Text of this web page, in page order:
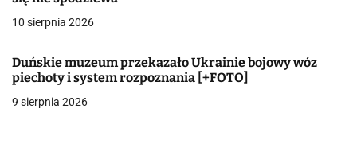
w
i
s
10 sierpnia 2026
Duńskie muzeum przekazało Ukrainie bojowy wóz
piechoty i system rozpoznania [+FOTO]
9 sierpnia 2026